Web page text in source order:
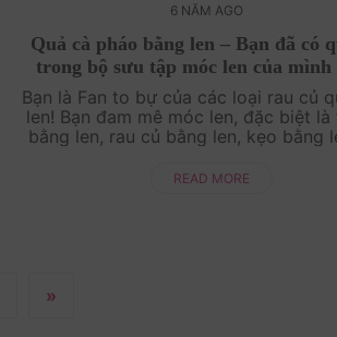
6 NĂM AGO
Quả cà pháo bằng len – Bạn đã có
trong bộ sưu tập móc len của mình
Bạn là Fan to bự của các loại rau củ
len! Bạn đam mê móc len, đặc biệt
bằng len, rau củ bằng len, kẹo bằng
luôn hâ....
READ MORE
»